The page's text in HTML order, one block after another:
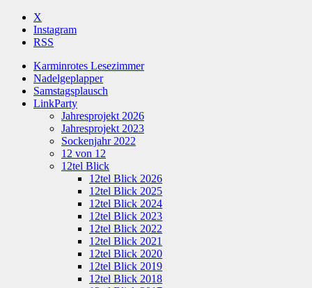
X
Instagram
RSS
Karminrotes Lesezimmer
Nadelgeplapper
Samstagsplausch
LinkParty
Jahresprojekt 2026
Jahresprojekt 2023
Sockenjahr 2022
12 von 12
12tel Blick
12tel Blick 2026
12tel Blick 2025
12tel Blick 2024
12tel Blick 2023
12tel Blick 2022
12tel Blick 2021
12tel Blick 2020
12tel Blick 2019
12tel Blick 2018